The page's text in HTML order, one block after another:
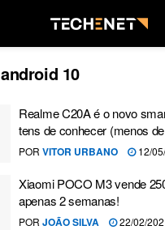
android 10
Realme C20A é o novo
tens de conhecer (menos
POR VITOR URBANO 12/
Xiaomi POCO M3 vende
apenas 2 semanas!
POR JOÃO SILVA 22/02/